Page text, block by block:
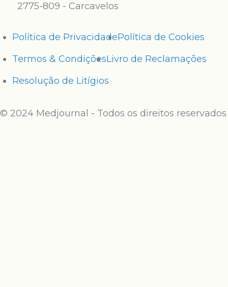
2775-809 - Carcavelos
Política de PrivacidadePolítica de Cookies
Termos & CondiçõesLivro de Reclamações
Resolução de Litígios
© 2024 Medjournal - Todos os direitos reservados